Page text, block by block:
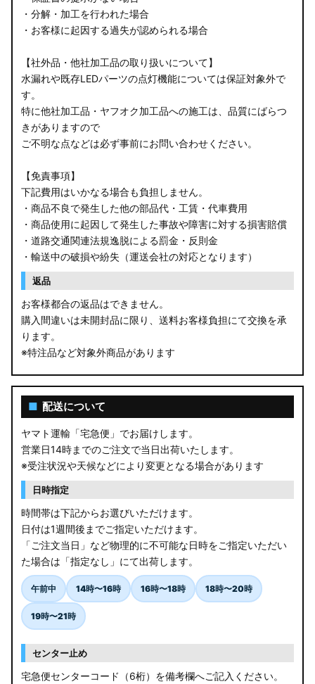
・分解・加工を行われた場合
・お客様に起因する過失が認められる場合
【社外品・他社加工品の取り扱いについて】
水漏れや既存LEDパーツの点灯機能については保証対象外で
す。
特に他社加工品・ヤフオク加工品への施工は、品質にばらつ
きがありますので
ご不明な点などは必ず事前にお問い合わせください。
【免責事項】
下記費用はいかなる場合も負担しません。
・商品不良で発生した他の部品代・工賃・代車費用
・商品使用に起因して発生した事故や障害に対する損害賠償
・道路交通関連法規逸脱による罰金・反則金
・輸送中の破損や紛失（運送会社の対応となります）
返品
お客様都合の返品はできません。
購入間違いは未開封品に限り、送料お客様負担にて交換を承
ります。
※特注品など対象外商品があります
■ 配送について
ヤマト運輸「宅急便」でお届けします。
営業日14時までのご注文で当日出荷いたします。
※受注状況や天候などにより変更となる場合があります
日時指定
時間帯は下記からお選びいただけます。
日付は1週間後までご指定いただけます。
「ご注文当日」など物理的に不可能な日時をご指定いただい
た場合は「指定なし」にて出荷します。
午前中 14時〜16時 16時〜18時 18時〜20時
19時〜21時
センター止め
宅急便センターコード（6桁）を備考欄へご記入ください。